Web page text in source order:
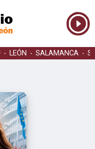
LEÓN SALAMANCA